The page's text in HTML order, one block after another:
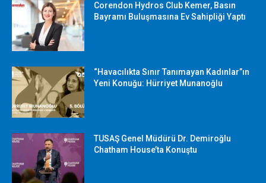
Corendon Hydros Club Kemer, Basın
Bayramı Buluşmasına Ev Sahipliği Yaptı
“Havacılıkta Sınır Tanımayan Kadınlar”ın
Yeni Konuğu: Hürriyet Munanoğlu
TUSAŞ Genel Müdürü Dr. Demiroğlu
Chatham House’ta Konuştu